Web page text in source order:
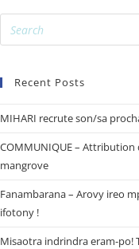
Recent Posts
MIHARI recrute son/sa
COMMUNIQUE – Attribution
mangrove
Fanambarana – Arovy ireo
ifotony !
Misaotra indrindra eram-po!